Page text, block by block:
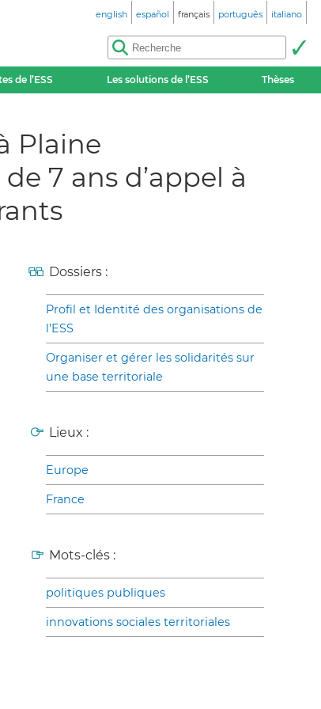
english español français português italiano
de l’ESS Les solutions de l’ESS Thèses
Plaine
7 ans d’appel à
Dossiers :
Profil et Identité des organisations de
l’ESS
Organiser et gérer les solidarités sur
une base territoriale
Lieux :
Europe
France
Mots-clés :
politiques publiques
innovations sociales territoriales